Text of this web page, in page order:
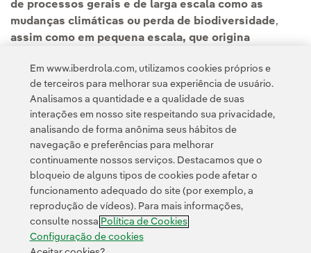
de processos gerais e de larga escala como as
mudanças climáticas ou perda de biodiversidade,
assim como em pequena escala, que origina
excessivo de inseticidas, caça ilegal, perda de
habitats ou infraestruturas mal concebidas.
Contato Clientes Política de Privacidade Informação legal
Transparência no uso da IA Política de cookies
Acessibilidade
Em www.iberdrola.com, utilizamos cookies próprios e
de terceiros para melhorar sua experiência de usuário.
Analisamos a quantidade e a qualidade de suas
interações em nosso site respeitando sua privacidade,
analisando de forma anônima seus hábitos de
navegação e preferências para melhorar
continuamente nossos serviços. Destacamos que o
bloqueio de alguns tipos de cookies pode afetar o
funcionamento adequado do site (por exemplo, a
reprodução de vídeos). Para mais informações,
consulte nossa Política de Cookies
Configuração de cookies